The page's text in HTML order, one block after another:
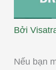
Bởi
Nếu bạn